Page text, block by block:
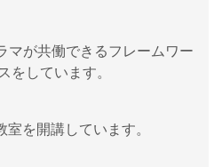
マが共働できるフレームワー
をしています。
を開講しています。